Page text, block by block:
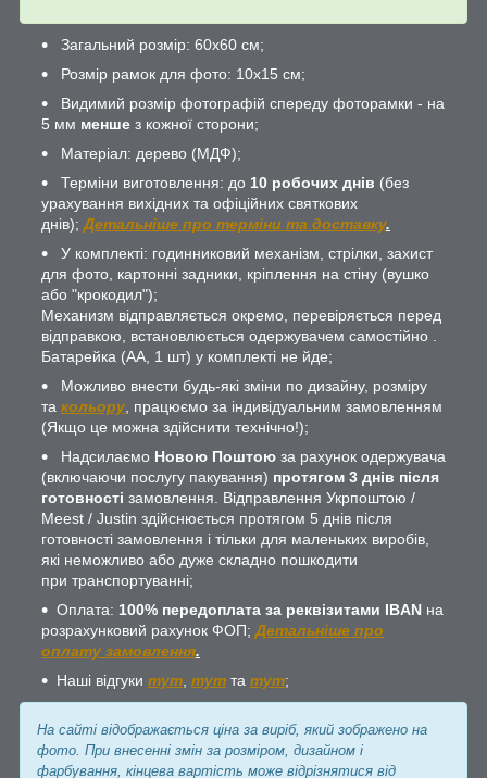
Загальний розмір: 60х60 см;
Розмір рамок для фото: 10х15 см;
Видимий розмір фотографій спереду фоторамки - на
5 мм менше з кожної сторони;
Матеріал: дерево (МДФ);
Терміни виготовлення: до 10 робочих днів (без
урахування вихідних та офіційних святкових
днів); Детальніше про терміни та доставку.
У комплекті: годинниковий механізм, стрілки, захист
для фото, картонні задники, кріплення на стіну (вушко
або "крокодил");
Механизм відправляється окремо, перевіряється перед
відправкою, встановлюється одержувачем самостійно .
Батарейка (АА, 1 шт) у комплекті не йде;
Можливо внести будь-які зміни по дизайну, розміру
та кольору , працюємо за індивідуальним замовленням
(Якщо це можна здійснити технічно!);
Надсилаємо Новою Поштою за рахунок одержувача
(включаючи послугу пакування) протягом 3 днів після
готовності замовлення. Відправлення Укрпоштою /
Meest / Justin здійснюється протягом 5 днів після
готовності замовлення і тільки для маленьких виробів,
які неможливо або дуже складно пошкодити
при транспортуванні;
Оплата: 100% передоплата за реквізитами IBAN на
розрахунковий рахунок ФОП; Детальніше про
оплату замовлення.
Наші відгуки тут тут та тут;
На сайті відображається ціна за виріб, який зображено на
фото. При внесенні змін за розміром, дизайном і
фарбування, кінцева вартість може відрізнятися від